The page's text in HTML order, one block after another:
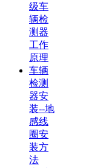
级车
辆检
测器
工作
原理
车辆
检测
器安
装--地
感线
圈安
装方
法